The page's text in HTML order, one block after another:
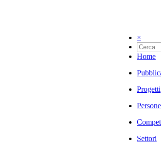
×
Home
Progetti
Persone
Settori